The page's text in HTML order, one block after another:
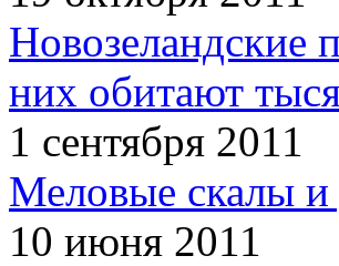
Новозеландские
них обитают
1 сентября 2011
Меловые скалы и
10 июня 2011